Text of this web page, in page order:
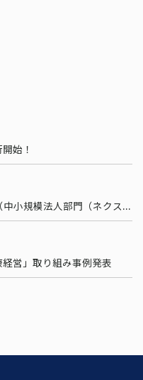
始！
健康経営優良法人2026（中小規模法人部門（ネクストブライト1000））
経営」取り組み事例発表